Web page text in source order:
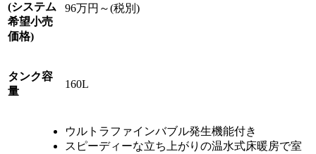
(システム
希望小売
価格)
96万円～(税別)
タンク容
量
160L
ウルトラファインバブル発生機能付き
スピーディーな立ち上がりの温水式床暖房で室